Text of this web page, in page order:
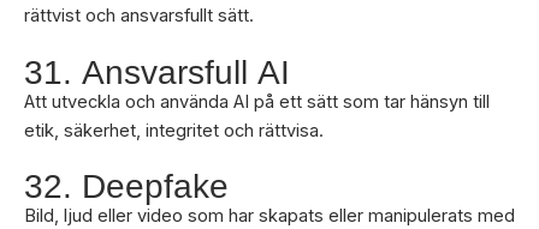
rättvist och ansvarsfullt sätt.
31. Ansvarsfull AI
Att utveckla och använda AI på ett sätt som tar hänsyn till
etik, säkerhet, integritet och rättvisa.
32. Deepfake
Bild, ljud eller video som har skapats eller manipulerats med